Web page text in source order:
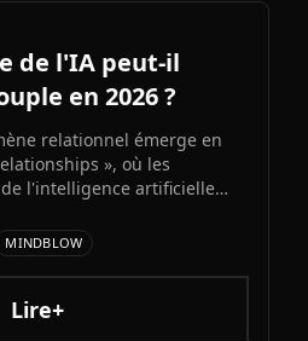
de l'IA peut-il
en 2026 ?
relationnel émerge en
», où les
l'intelligence artificielle
et la compatibilité.
numérique qui s'invite
MINDBLOW
Lire+